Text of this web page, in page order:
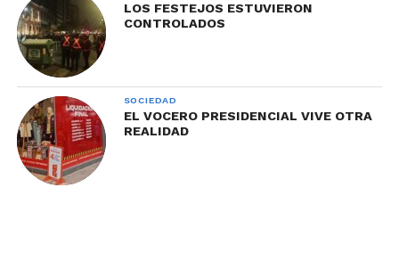
LOS FESTEJOS ESTUVIERON
CONTROLADOS
SOCIEDAD
EL VOCERO PRESIDENCIAL VIVE OTRA
REALIDAD